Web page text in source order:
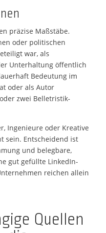
präzise Maßstäbe.
oder politischen
war, als
Unterhaltung öffentlich
Bedeutung im
oder als Autor
zwei Belletristik-
Ingenieure oder Kreative
sein. Entscheidend ist
und belegbare,
gut gefüllte LinkedIn-
reichen allein
Quellen